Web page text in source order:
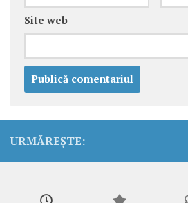
Site web
URMĂREȘTE: